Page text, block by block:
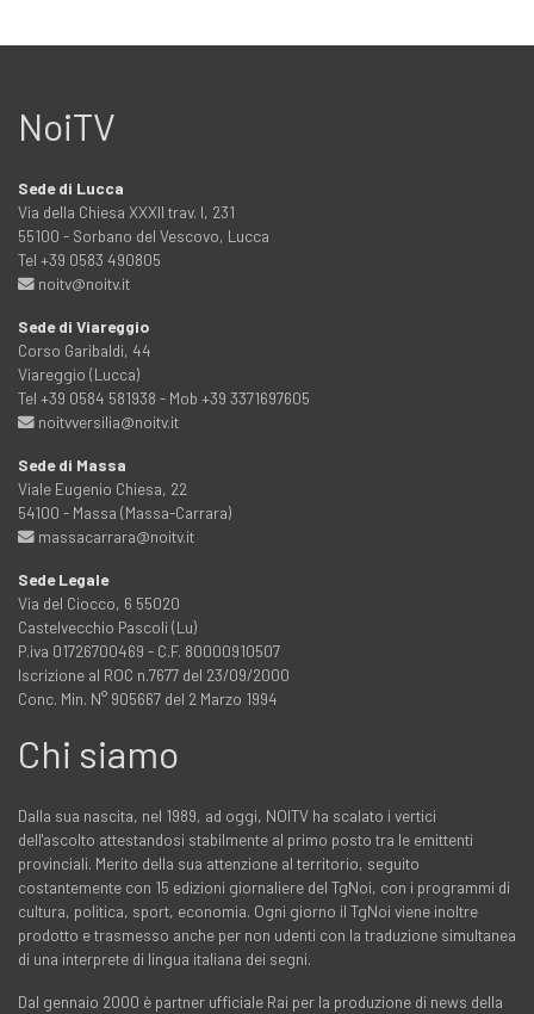
NoiTV
Sede di Lucca
Via della Chiesa XXXII trav. I, 231
55100 - Sorbano del Vescovo, Lucca
Tel +39 0583 490805
noitv@noitv.it
Sede di Viareggio
Corso Garibaldi, 44
Viareggio (Lucca)
Tel +39 0584 581938 - Mob +39 3371697605
noitvversilia@noitv.it
Sede di Massa
Viale Eugenio Chiesa, 22
54100 - Massa (Massa-Carrara)
massacarrara@noitv.it
Sede Legale
Via del Ciocco, 6 55020
Castelvecchio Pascoli (Lu)
P.iva 01726700469 - C.F. 80000910507
Iscrizione al ROC n.7677 del 23/09/2000
Conc. Min. N° 905667 del 2 Marzo 1994
Chi siamo
Dalla sua nascita, nel 1989, ad oggi, NOITV ha scalato i vertici
dell'ascolto attestandosi stabilmente al primo posto tra le emittenti
provinciali. Merito della sua attenzione al territorio, seguito
costantemente con 15 edizioni giornaliere del TgNoi, con i programmi di
cultura, politica, sport, economia. Ogni giorno il TgNoi viene inoltre
prodotto e trasmesso anche per non udenti con la traduzione simultanea
di una interprete di lingua italiana dei segni.
Dal gennaio 2000 è partner ufficiale Rai per la produzione di news della